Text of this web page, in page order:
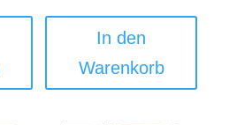
In den
Warenkorb